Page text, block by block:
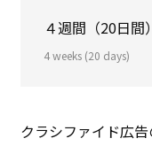
４週間（20日間
4 weeks (20 days)
クラシファイド広